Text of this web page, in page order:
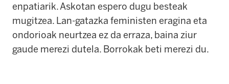
enpatiarik. Askotan espero dugu besteak
mugitzea. Lan-gatazka feministen eragina eta
ondorioak neurtzea ez da erraza, baina ziur
gaude merezi dutela. Borrokak beti merezi du.